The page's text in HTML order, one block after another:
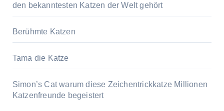
den bekanntesten Katzen der Welt gehört
Berühmte Katzen
Tama die Katze
Simon’s Cat warum diese Zeichentrickkatze Millionen
Katzenfreunde begeistert